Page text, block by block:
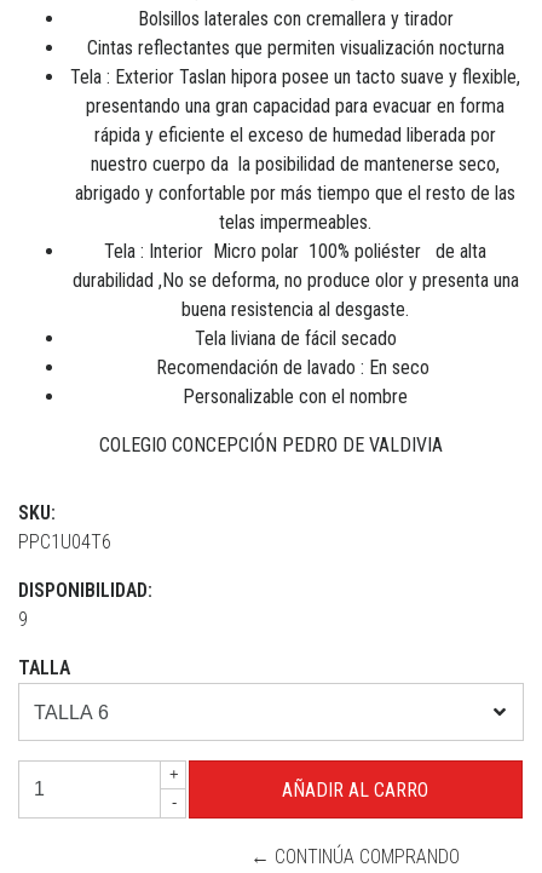
Bolsillos laterales con cremallera y tirador
Cintas reflectantes que permiten visualización nocturna
Tela : Exterior Taslan hipora posee un tacto suave y flexible,
presentando una gran capacidad para evacuar en forma
rápida y eficiente el exceso de humedad liberada por
nuestro cuerpo da la posibilidad de mantenerse seco,
abrigado y confortable por más tiempo que el resto de las
telas impermeables.
Tela : Interior Micro polar 100% poliéster de alta
durabilidad ,No se deforma, no produce olor y presenta una
buena resistencia al desgaste.
Tela liviana de fácil secado
Recomendación de lavado : En seco
Personalizable con el nombre
COLEGIO CONCEPCIÓN PEDRO DE VALDIVIA
SKU:
PPC1U04T6
DISPONIBILIDAD:
9
TALLA
+
-
← CONTINÚA COMPRANDO